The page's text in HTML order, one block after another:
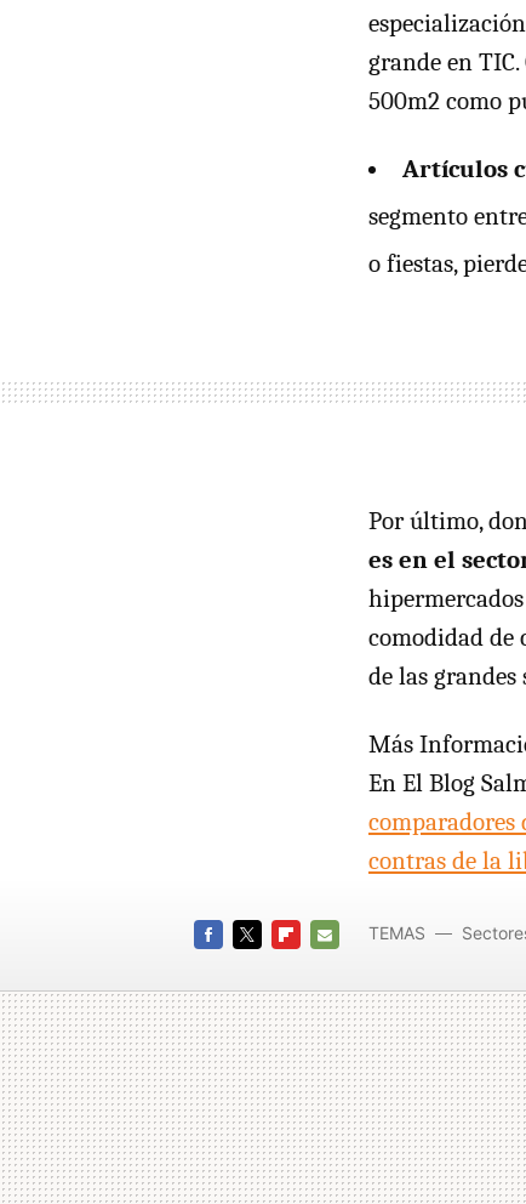
grande en TIC
500m2 como
Artículos
segmento
o fiestas,
Por último,
es en el
comodidad de
de las grandes
Más
En El Blog
comparadores
contras de la
MAIL
TEMAS